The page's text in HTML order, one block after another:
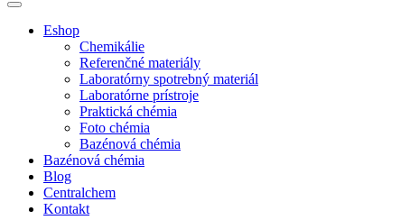
Eshop
Chemikálie
Referenčné materiály
Laboratórny spotrebný materiál
Laboratórne prístroje
Praktická chémia
Foto chémia
Bazénová chémia
Bazénová chémia
Blog
Centralchem
Kontakt